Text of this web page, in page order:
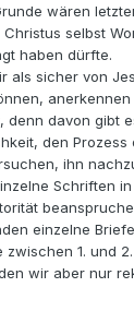
wären
selbst
haben dürfte.
als sicher von
denn davon gibt
den
ihn
Schriften
einzelne
1. und
wir aber nur